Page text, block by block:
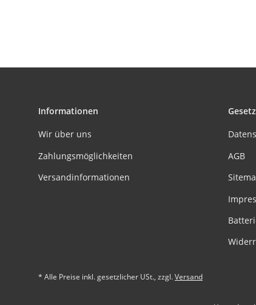
Informationen
Wir über uns
Zahlungsmöglichkeiten
Versandinformationen
AGB
* Alle Preise inkl. gesetzlicher USt., zzgl.Versand